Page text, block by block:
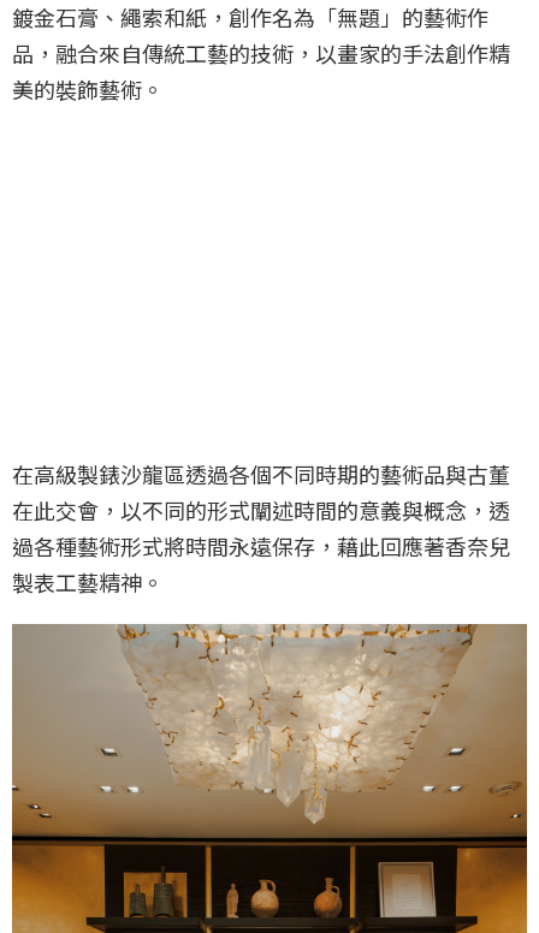
鍍金石膏、繩索和紙，創作名為「無題」的藝術作
品，融合來自傳統工藝的技術，以畫家的手法創作精
美的裝飾藝術。
在高級製錶沙龍區透過各個不同時期的藝術品與古董
在此交會，以不同的形式闡述時間的意義與概念，透
過各種藝術形式將時間永遠保存，藉此回應著香奈兒
製表工藝精神。